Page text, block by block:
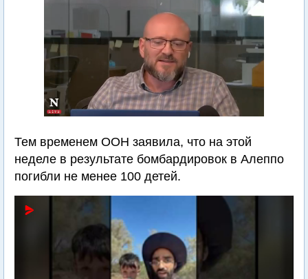
Тем временем ООН заявила, что на этой
неделе в результате бомбардировок в Алеппо
погибли не менее 100 детей.